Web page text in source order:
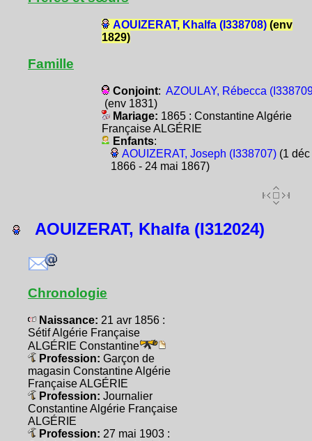
AOUIZERAT, Khalfa (I338708)(env
1829)
Famille
Conjoint: AZOULAY, Rébecca
(env 1831)
Mariage: 1865 : Constantine Algérie
Française ALGÉRIE
Enfants:
AOUIZERAT, Joseph (I338707)(1 déc
1866 - 24 mai 1867)
AOUIZERAT, Khalfa (I312024)
Chronologie
Naissance: 21 avr 1856 :
Sétif Algérie Française
ALGÉRIE Constantine
Profession: Garçon de
magasin Constantine Algérie
Française ALGÉRIE
Profession: Journalier
Constantine Algérie Française
ALGÉRIE
Profession: 27 mai 1903 :